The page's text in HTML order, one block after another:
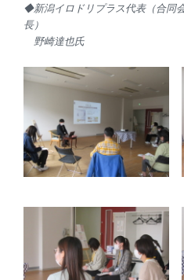
◆新潟イロドリプラス代表（合同
長）
野崎達也氏